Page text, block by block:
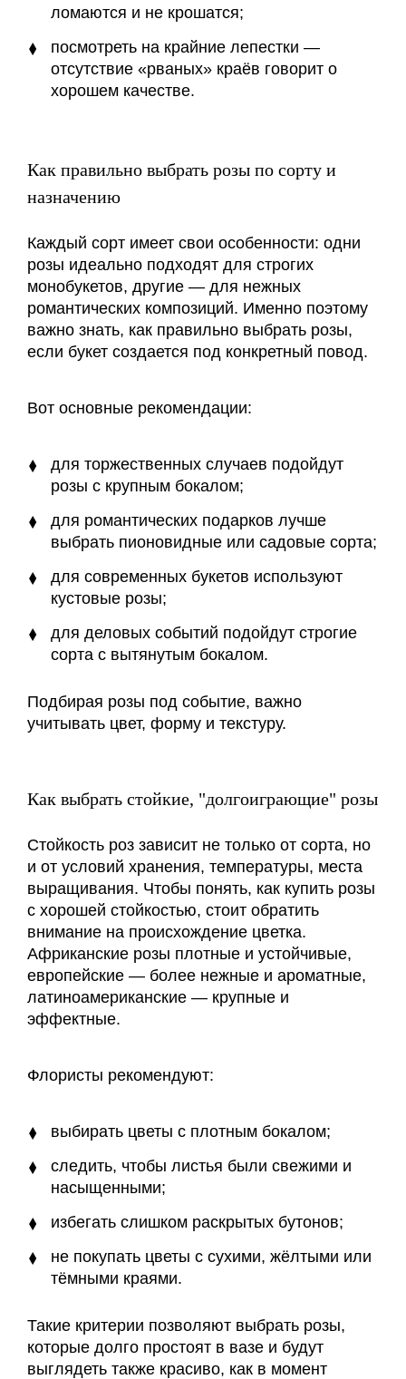
ломаются и не крошатся;
посмотреть на крайние лепестки —
отсутствие «рваных» краёв говорит о
хорошем качестве.
Как правильно выбрать розы по сорту и
назначению
Каждый сорт имеет свои особенности: одни
розы идеально подходят для строгих
монобукетов, другие — для нежных
романтических композиций. Именно поэтому
важно знать, как правильно выбрать розы,
если букет создается под конкретный повод.
Вот основные рекомендации:
для торжественных случаев подойдут
розы с крупным бокалом;
для романтических подарков лучше
выбрать пионовидные или садовые сорта;
для современных букетов используют
кустовые розы;
для деловых событий подойдут строгие
сорта с вытянутым бокалом.
Подбирая розы под событие, важно
учитывать цвет, форму и текстуру.
Как выбрать стойкие, "долгоиграющие" розы
Стойкость роз зависит не только от сорта, но
и от условий хранения, температуры, места
выращивания. Чтобы понять, как купить розы
с хорошей стойкостью, стоит обратить
внимание на происхождение цветка.
Африканские розы плотные и устойчивые,
европейские — более нежные и ароматные,
латиноамериканские — крупные и
эффектные.
Флористы рекомендуют:
выбирать цветы с плотным бокалом;
следить, чтобы листья были свежими и
насыщенными;
избегать слишком раскрытых бутонов;
не покупать цветы с сухими, жёлтыми или
тёмными краями.
Такие критерии позволяют выбрать розы,
которые долго простоят в вазе и будут
выглядеть также красиво, как в момент